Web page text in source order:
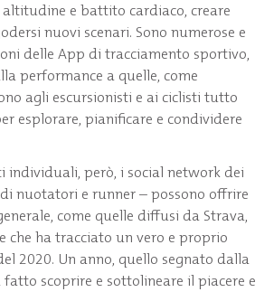
e battito cardiaco, creare
nuovi scenari. Sono numerose e
delle App di tracciamento sportivo,
performance a quelle, come
agli escursionisti e ai ciclisti tutto
esplorare, pianificare e condividere
individuali, però, i social network dei
nuotatori e runner – possono offrire
come quelle diffusi da Strava,
che ha tracciato un vero e proprio
2020. Un anno, quello segnato dalla
fatto scoprire e sottolineare il piacere e